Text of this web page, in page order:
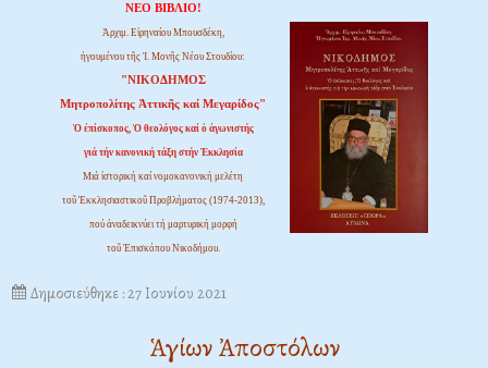
ΝΕΟ ΒΙΒΛΙΟ!
Ἀρχιμ. Εἰρηναίου Μπουσδέκη,
ἡγουμένου τῆς Ἱ. Μονῆς Νέου Στουδίου:
"ΝΙΚΟΔΗΜΟΣ
Μητροπολίτης Ἀττικῆς καί Μεγαρίδος"
Ὁ ἐπίσκοπος, Ὁ θεολόγος καί ὁ ἀγωνιστής
γιά τήν κανονική τάξη στήν Ἐκκλησία
Μιά ἱστορική καί νομοκανονική μελέτη
τοῦ Ἐκκλησιαστικοῦ Προβλήματος (1974-2013),
πού ἀναδεικνύει τή μαρτυρική μορφή
τοῦ Ἐπισκόπου Νικοδήμου.
Δημοσιεύθηκε : 27 Ιουνίου 2021
Ἁγίων Ἀποστόλων